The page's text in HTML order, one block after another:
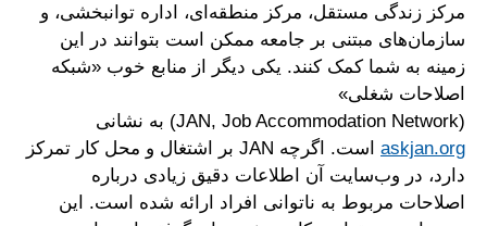
مرکز زندگی مستقل، مرکز منطقه‌ای، اداره توانبخشی، و
سازمان‌های مبتنی بر جامعه ممکن است بتوانند در این
زمینه به شما کمک کنند. یکی دیگر از منابع خوب «شبکه
اصلاحات شغلی»
(JAN, Job Accommodation Network) به نشانی
askjan.org
است. اگرچه JAN بر اشتغال و محل کار تمرکز
دارد، در وب‌سایت آن اطلاعات دقیق زیادی درباره
اصلاحات مربوط به ناتوانی افراد ارائه شده است. این